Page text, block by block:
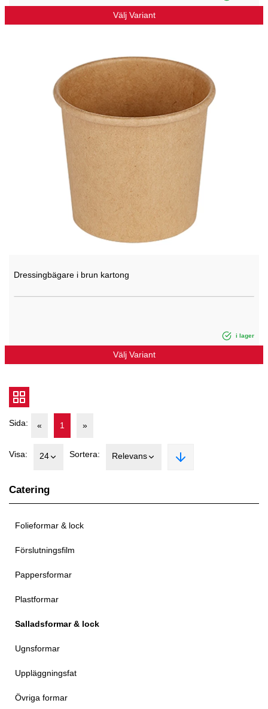
Catering
Folieformar & lock
Förslutningsfilm
Pappersformar
Plastformar
Salladsformar & lock
Ugnsformar
Uppläggningsfat
Övriga formar
Välj Variant
Dressingbägare i brun kartong
i lager
Välj Variant
Sida: « 1 »
Visa: 24 Sortera: Relevans